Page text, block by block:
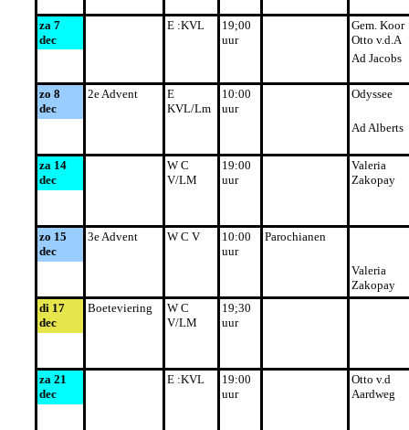
za 7
dec
E :KVL
19;00
uur
Gem. Koor
Otto v.d.A
Ad Jacobs
zo 8
dec
2e Advent
E
KVL/Lm
10:00
uur
Odyssee
Ad Alberts
za 14
dec
W C
V/LM
19:00
uur
Valeria
Zakopay
zo 15
dec
3e Advent W C V
10:00
uur
Parochianen
Valeria
Zakopay
di 17
dec
Boeteviering
W C
V/LM
19;30
uur
za 21
dec
E :KVL
19:00
uur
Otto v.d
Aardweg